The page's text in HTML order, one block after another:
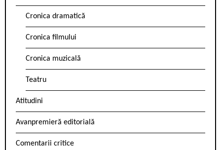
Cronica dramatică
Cronica filmului
Cronica muzicală
Teatru
Atitudini
Avanpremieră editorială
Comentarii critice